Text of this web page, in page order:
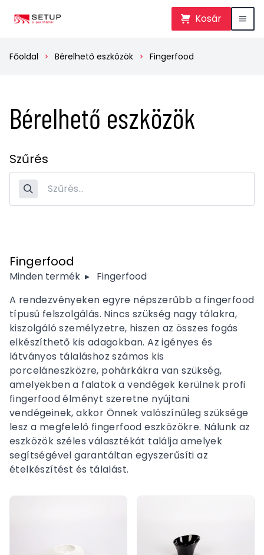
Kosár
Főoldal Bérelhető eszközök Fingerfood
Bérelhető eszközök
Szűrés
Fingerfood
Minden termék ▸ Fingerfood
A rendezvényeken egyre népszerűbb a fingerfood
típusú felszolgálás. Nincs szükség nagy tálakra,
kiszolgáló személyzetre, hiszen az összes fogás
elkészíthető kis adagokban. Az igényes és
látványos tálaláshoz számos kis
porceláneszközre, pohárkákra van szükség,
amelyekben a falatok a vendégek kerülnek profi
fingerfood élményt szeretne nyújtani
vendégeinek, akkor Önnek valószínűleg szüksége
lesz a megfelelő fingerfood eszközökre. Nálunk az
eszközök széles választékát találja amelyek
segítségével garantáltan egyszerűsíti az
ételkészítést és tálalást.